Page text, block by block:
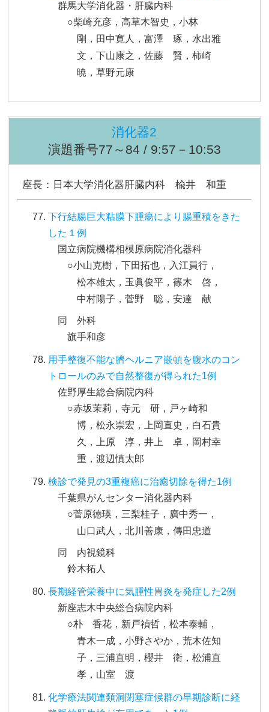
群馬大学消化器・肝臓内科
○柴崎充彦，高草木智史，小林
剛，田中寛人，富澤 琢，水出雅
文，下山康之，佐藤 賢，柿崎
暁，草野元康
消化器2
演題番号77～84 / 9:57－10:53
座長：日本大学消化器肝臓内科 楡井 和重
下行結腸巨大粘膜下腫瘍により腸重積をきた
した１例
国立病院機構相模原病院消化器科
○小山克樹，下田拓也，入江員行，
松本雄太，玉眞俊平，篠木 啓，
中村陽子，菅野 聡，安達 献
同 外科
旗手和彦
用手整復不能な臍ヘルニア嵌頓を腹水のコン
トロールのみで自然整復が得られた1例
佐野厚生総合病院内科
○赤坂茉莉，寺元 研，戸ヶ崎和
博，松永崇宏，上岡直史，白石貴
久，上原 淳，井上 卓，岡村幸
重，渡辺慎太郎
検診で発見の3重複癌に治癒切除を得た1例
千葉県がんセンター消化器内科
○菅原徳瑛，三梨桂子，廣中秀一，
山口武人，北川善康，傳田忠道
同 内視鏡科
鈴木拓人
長期経管栄養中に気腫性胃炎を発症した2例
新座志木中央総合病院内科
○朴 香花，新戸禎哲，松本泰輔，
青木一成，小野さやか，荒木佐知
子，三浦直明，櫻井 衛，松浦直
孝，山室 渡
化学療法関連類洞閉塞症候群の早期診断に経